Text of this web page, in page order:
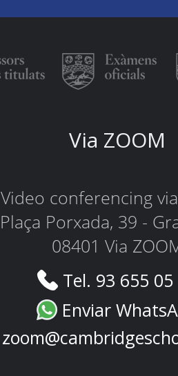
Via ZOOM
Video conferencing
Plaça Porxada, 39 -
08401 Via
Tel. 93 655
Enviar